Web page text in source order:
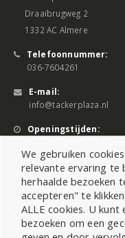
Draaibrugweg 2
1332 AC Almere
Telefoonnummer:
036-7604261
E-mail:
info@tackerplaza.nl
Openingstijden:
©2026 All Rights Reserved |
We gebruiken
relevante ervaring te
herhaalde bezoeken
accepteren" te
ALLE cookies. U
bezoeken om een